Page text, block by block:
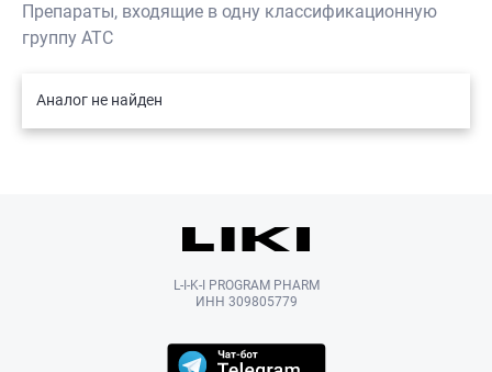
Препараты, входящие в одну классификационную
группу АТС
Аналог не найден
L-I-K-I PROGRAM PHARM
ИНН 309805779